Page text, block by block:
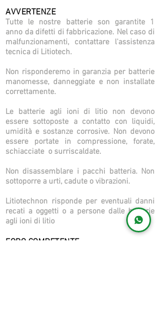
AVVERTENZE
Tutte le nostre batterie son garantite 1
anno da difetti di fabbricazione. Nel caso di
malfunzionamenti, contattare l'assistenza
tecnica di Litiotech.
Non risponderemo in garanzia per batterie
manomesse, danneggiate e non installate
correttamente.
Le batterie agli ioni di litio non devono
essere sottoposte a contatto con liquidi,
umidità e sostanze corrosive. Non devono
essere portate in compressione, forate,
schiacciate o surriscaldate.
Non disassemblare i pacchi batteria. Non
sottoporre a urti, cadute o vibrazioni.
Litiotechnon risponde per eventuali danni
recati a oggetti o a persone dalle batterie
agli ioni di litio
FORO COMPETENTE